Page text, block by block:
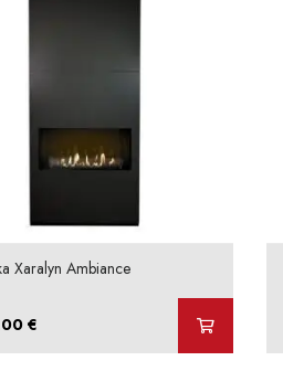
Xaralyn Ambiance
€